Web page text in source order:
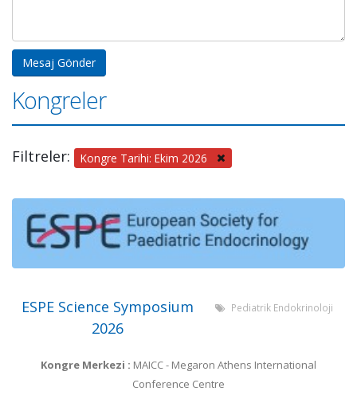
Kongreler
Filtreler: Kongre Tarihi: Ekim 2026
Pediatrik Endokrinoloji
ESPE Science Symposium
2026
Kongre Merkezi : MAICC - Megaron Athens International
Conference Centre